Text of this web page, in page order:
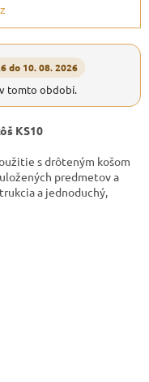
do 10. 08. 2026
tomto období.
KS10
s drôteným košom
predmetov a
a jednoduchý,